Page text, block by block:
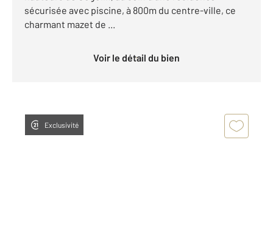
sécurisée avec piscine, à 800m du centre-ville, ce
charmant mazet de ...
Voir le détail du bien
Exclusivité